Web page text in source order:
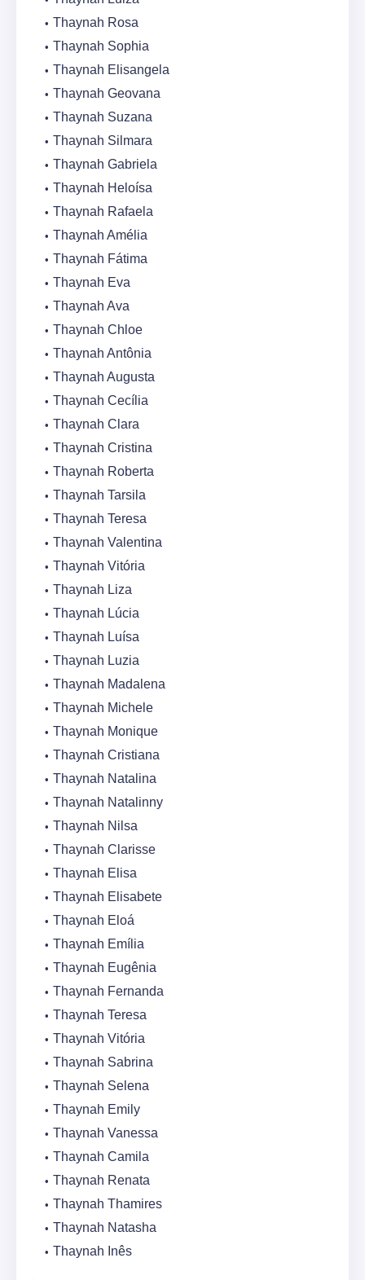
Thaynah Rosa
Thaynah Sophia
Thaynah Elisangela
Thaynah Geovana
Thaynah Suzana
Thaynah Silmara
Thaynah Gabriela
Thaynah Heloísa
Thaynah Rafaela
Thaynah Amélia
Thaynah Fátima
Thaynah Eva
Thaynah Ava
Thaynah Chloe
Thaynah Antônia
Thaynah Augusta
Thaynah Cecília
Thaynah Clara
Thaynah Cristina
Thaynah Roberta
Thaynah Tarsila
Thaynah Teresa
Thaynah Valentina
Thaynah Vitória
Thaynah Liza
Thaynah Lúcia
Thaynah Luísa
Thaynah Luzia
Thaynah Madalena
Thaynah Michele
Thaynah Monique
Thaynah Cristiana
Thaynah Natalina
Thaynah Natalinny
Thaynah Nilsa
Thaynah Clarisse
Thaynah Elisa
Thaynah Elisabete
Thaynah Eloá
Thaynah Emília
Thaynah Eugênia
Thaynah Fernanda
Thaynah Teresa
Thaynah Vitória
Thaynah Sabrina
Thaynah Selena
Thaynah Emily
Thaynah Vanessa
Thaynah Camila
Thaynah Renata
Thaynah Thamires
Thaynah Natasha
Thaynah Inês